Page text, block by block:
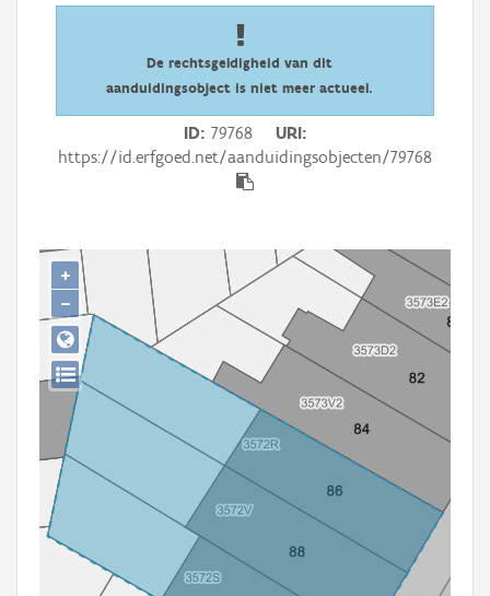
Persoon of collectief
Downloads
Hergebruik
De rechtsgeldigheid van dit
aanduidingsobject is niet meer actueel.
ID 79768
URI
https://id.erfgoed.net/aanduidingsobjecten/79768
+
−